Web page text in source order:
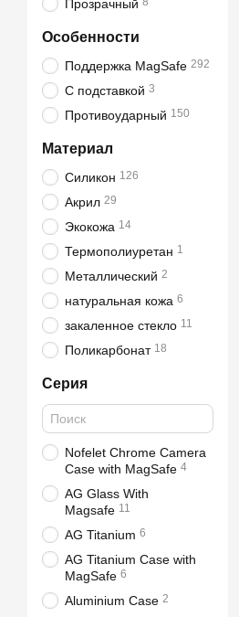
Прозрачный
Особенности
Поддержка MagSafe 292
С подставкой 3
Противоударный 150
Материал
Силикон 126
Акрил 29
Экокожа 14
Термополиуретан 1
Металлический 2
натуральная кожа 6
закаленное стекло 11
Поликарбонат 18
Серия
Nofelet Chrome Camera
Case with MagSafe 4
AG Glass With
Magsafe 11
AG Titanium 6
AG Titanium Case with
MagSafe 6
Aluminium Case 2